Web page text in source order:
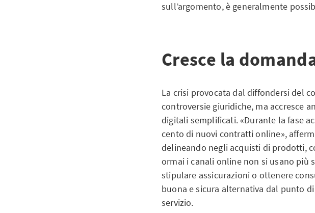
sull’argomento, è generalmente
Cresce la
La crisi provocata dal diffondersi del
controversie giuridiche, ma accresce
digitali semplificati. «Durante la fase
cento di nuovi contratti online»,
delineando negli acquisti di prodotti,
ormai i canali online non si usano più
stipulare assicurazioni o ottenere
buona e sicura alternativa dal punto
servizio.